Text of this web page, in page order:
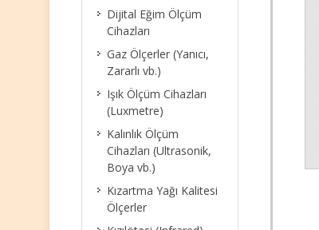
Dijital Eğim Ölçüm
Cihazları
Gaz Ölçerler (Yanıcı,
Zararlı vb.)
Işık Ölçüm Cihazları
(Luxmetre)
Kalınlık Ölçüm
Cihazları (Ultrasonik,
Boya vb.)
Kızartma Yağı Kalitesi
Ölçerler